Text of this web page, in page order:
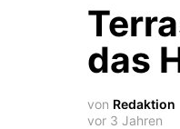
das
von Redaktion
vor 3 Jahren